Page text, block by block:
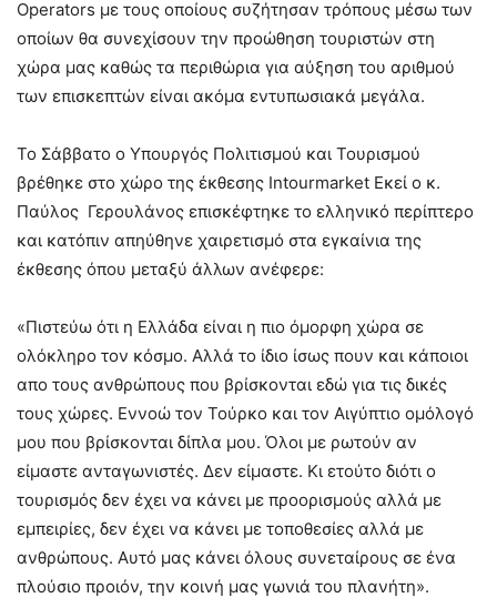
Operators με τους οποίους συζήτησαν τρόπους μέσω των
οποίων θα συνεχίσουν την προώθηση τουριστών στη
χώρα μας καθώς τα περιθώρια για αύξηση του αριθμού
των επισκεπτών είναι ακόμα εντυπωσιακά μεγάλα.
Το Σάββατο ο Υπουργός Πολιτισμού και Τουρισμού
βρέθηκε στο χώρο της έκθεσης Intourmarket Εκεί ο κ.
Παύλος Γερουλάνος επισκέφτηκε το ελληνικό περίπτερο
και κατόπιν απηύθηνε χαιρετισμό στα εγκαίνια της
έκθεσης όπου μεταξύ άλλων ανέφερε:
«Πιστεύω ότι η Ελλάδα είναι η πιο όμορφη χώρα σε
ολόκληρο τον κόσμο. Αλλά το ίδιο ίσως πουν και κάποιοι
απο τους ανθρώπους που βρίσκονται εδώ για τις δικές
τους χώρες. Εννοώ τον Τούρκο και τον Αιγύπτιο ομόλογό
μου που βρίσκονται δίπλα μου. Όλοι με ρωτούν αν
είμαστε ανταγωνιστές. Δεν είμαστε. Κι ετούτο διότι ο
τουρισμός δεν έχει να κάνει με προορισμούς αλλά με
εμπειρίες, δεν έχει να κάνει με τοποθεσίες αλλά με
ανθρώπους. Αυτό μας κάνει όλους συνεταίρους σε ένα
πλούσιο προιόν, την κοινή μας γωνιά του πλανήτη».